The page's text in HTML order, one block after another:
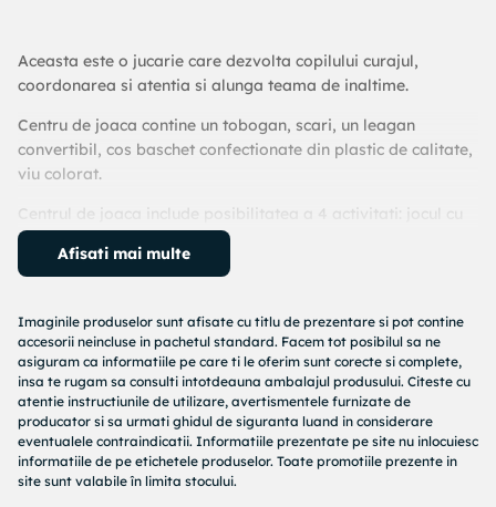
Aceasta este o jucarie care dezvolta copilului curajul,
coordonarea si atentia si alunga teama de inaltime.
Centru de joaca contine un tobogan, scari, un leagan
convertibil, cos baschet confectionate din plastic de calitate,
viu colorat.
Centrul de joaca include posibilitatea a 4 activitati: jocul cu
mingea la cos (baschet), gimnastica la bara, tobogan,
leagan.
Mingea nu este inclusa in set.
Toboganul se poate monta la inaltime ajustabila, in functie
de varsta copilului.
Toboganul are protectii laterale inalte pentru siguranta, este
rezistent si sigur fiind confectionat dintr-un plastic de
Afisati mai multe
Imaginile produselor sunt afisate cu titlu de prezentare si pot contine
accesorii neincluse in pachetul standard. Facem tot posibilul sa ne
asiguram ca informatiile pe care ti le oferim sunt corecte si complete,
insa te rugam sa consulti intotdeauna ambalajul produsului. Citeste cu
atentie instructiunile de utilizare, avertismentele furnizate de
producator si sa urmati ghidul de siguranta luand in considerare
eventualele contraindicatii. Informatiile prezentate pe site nu inlocuiesc
informatiile de pe etichetele produselor. Toate promotiile prezente in
site sunt valabile în limita stocului.